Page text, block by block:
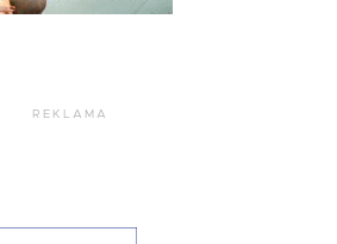
REKLAMA